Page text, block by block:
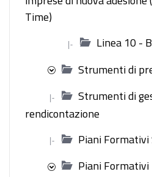
Time)
|-
Linea 10 -
Strumenti di
|-
Strumenti di
rendicontazione
|-
Piani
Piani Formativi